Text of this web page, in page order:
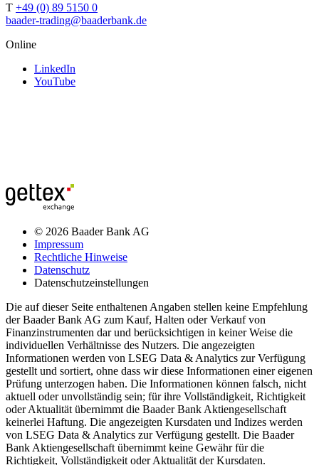
T +49 (0) 89 5150 0
baader-trading@baaderbank.de
Online
LinkedIn
YouTube
© 2026 Baader Bank AG
Impressum
Rechtliche Hinweise
Datenschutz
Datenschutzeinstellungen
Die auf dieser Seite enthaltenen Angaben stellen keine Empfehlung
der Baader Bank AG zum Kauf, Halten oder Verkauf von
Finanzinstrumenten dar und berücksichtigen in keiner Weise die
individuellen Verhältnisse des Nutzers. Die angezeigten
Informationen werden von LSEG Data & Analytics zur Verfügung
gestellt und sortiert, ohne dass wir diese Informationen einer eigenen
Prüfung unterzogen haben. Die Informationen können falsch, nicht
aktuell oder unvollständig sein; für ihre Vollständigkeit, Richtigkeit
oder Aktualität übernimmt die Baader Bank Aktiengesellschaft
keinerlei Haftung. Die angezeigten Kursdaten und Indizes werden
von LSEG Data & Analytics zur Verfügung gestellt. Die Baader
Bank Aktiengesellschaft übernimmt keine Gewähr für die
Richtigkeit, Vollständigkeit oder Aktualität der Kursdaten.